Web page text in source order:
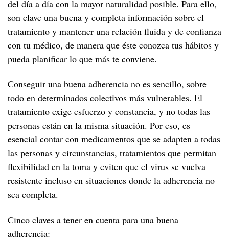
PRO sobre el estigma
PRO sobre la adherencia
PRO sobre la calidad del sueño
Salud mental y emocional
Depresión y VIH
Ansiedad y VIH
Salud sexual en la mujer
Infecciones y enfermedades ginecológicas
Menopausia
Mujeres trans y VIH
Depresión en mujeres con VIH
VIH si eres hombre
Salud sexual en el hombre
Si quieres ser padre
Si practicas chemsex
VIH si eres migrante
¿Necesitas visado si tienes VIH?
Asistencia sanitaria para migrantes con VIH
Derechos de los migrantes con VIH
Vida saludable
El VIH y tu cuerpo
Salud mental y VIH
Corazón y VIH
Hígado y VIH
Riñón y VIH
Diabetes y VIH
Envejecer con VIH
Supervihvientes
Vida saludable y plena con VIH
El reto de la fragilidad
Derechos de las personas mayores con VIH
El estigma y su impacto
Autoestigma
Tus derechos
Espermicidas
Circuncisión
Tratamiento como prevención
Qué es la prevención combinada
GUÍAS
QUIÉNES SOMOS
DICCIONARIO DEL VIH
RECURSOS
PREGUNTAS CON RESPUESTA
del día a día con la mayor naturalidad posible. Para ello,
son clave una buena y completa información sobre el
tratamiento y mantener una relación fluida y de confianza
con tu médico, de manera que éste conozca tus hábitos y
pueda planificar lo que más te conviene.
Conseguir una buena adherencia no es sencillo, sobre
todo en determinados colectivos más vulnerables. El
tratamiento exige esfuerzo y constancia, y no todas las
personas están en la misma situación. Por eso, es
esencial contar con medicamentos que se adapten a todas
las personas y circunstancias, tratamientos que permitan
flexibilidad en la toma y eviten que el virus se vuelva
resistente incluso en situaciones donde la adherencia no
sea completa.
Cinco claves a tener en cuenta para una buena
adherencia: